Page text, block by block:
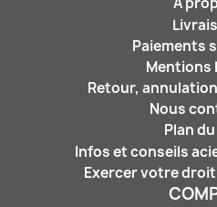
Paiements
Mentions
Retour,
Nous
Plan
Infos et conseils
Exercer votre